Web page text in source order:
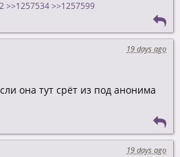
>>1257534 >>1257599
19 days ago
она тут срёт из под анонима
19 days ago